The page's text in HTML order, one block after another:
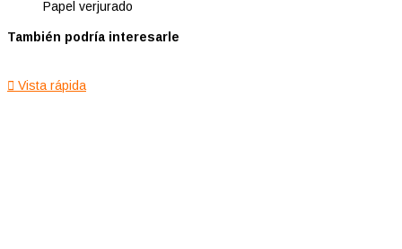
Papel verjurado
También podría interesarle
 Vista rápida